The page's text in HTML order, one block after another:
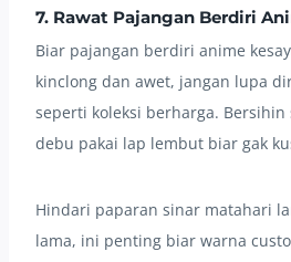
7. Rawat Pajangan Berdiri
Biar pajangan berdiri anime
kinclong dan awet, jangan lupa
seperti koleksi berharga. Bersihin
debu pakai lap lembut biar gak
Hindari paparan sinar matahari
lama, ini penting biar warna